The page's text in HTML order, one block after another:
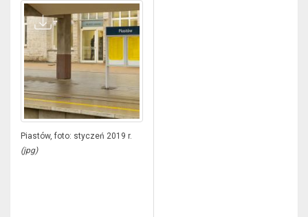
Piastów, foto: styczeń 2019 r.
(jpg)